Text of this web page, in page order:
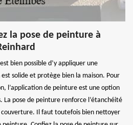
la pose de peinture à
bien possible d’y appliquer une
solide et protège bien la maison. Pour
l’application de peinture est une option
La pose de peinture renforce l’étanchéité
Il faut toutefois bien nettoyer